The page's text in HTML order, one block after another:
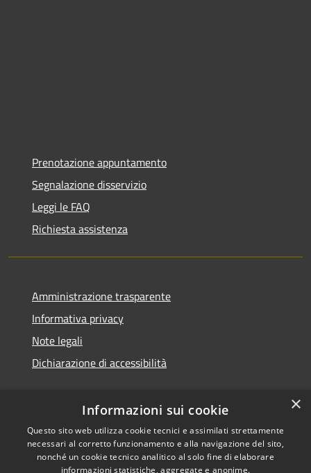
Prenotazione appuntamento
Segnalazione disservizio
Leggi le FAQ
Richiesta assistenza
Amministrazione trasparente
Informativa privacy
Note legali
Dichiarazione di accessibilità
×
Informazioni sui cookie
Questo sito web utilizza cookie tecnici e assimilati strettamente
necessari al corretto funzionamento e alla navigazione del sito,
nonché un cookie tecnico analitico al solo fine di elaborare
informazioni statistiche, aggregate e anonime.